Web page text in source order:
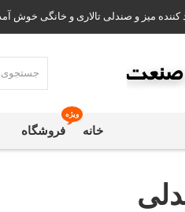
کننده میز و صندلی تالاری و خانگی خوش
خانه فروشگاه
ویژه